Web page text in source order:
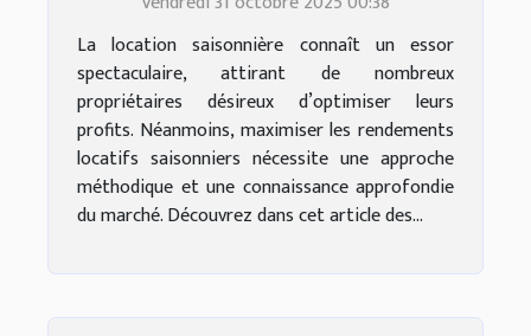
La location saisonnière connaît un essor
spectaculaire, attirant de nombreux
propriétaires désireux d’optimiser leurs
profits. Néanmoins, maximiser les rendements
locatifs saisonniers nécessite une approche
méthodique et une connaissance approfondie
du marché. Découvrez dans cet article des...